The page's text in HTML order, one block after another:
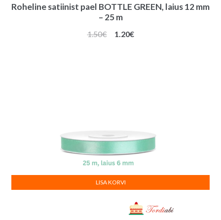
Roheline satiinist pael BOTTLE GREEN, laius 12 mm
– 25 m
1.50€
Algne
1.20€Praegune
LISA KORVI